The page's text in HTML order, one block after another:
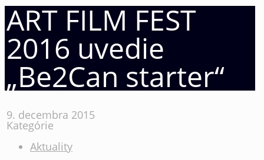
ART FILM FEST
2016 uvedie
„Be2Can starter“
9. decembra 2015
Kategórie
Aktuality